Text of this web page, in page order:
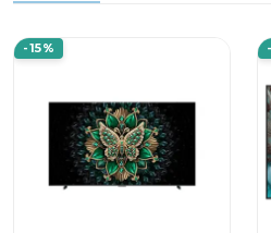
-15%